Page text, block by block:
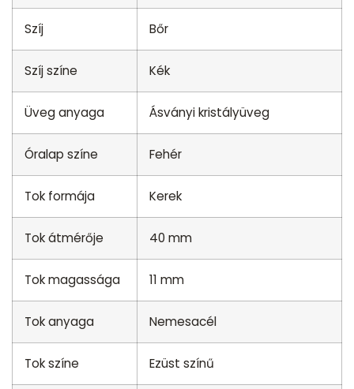
Szíj Bőr
Szíj színe Kék
Üveg anyaga Ásványi kristályüveg
Óralap színe Fehér
Tok formája Kerek
Tok átmérője 40 mm
Tok magassága 11 mm
Tok anyaga Nemesacél
Tok színe Ezüst színű